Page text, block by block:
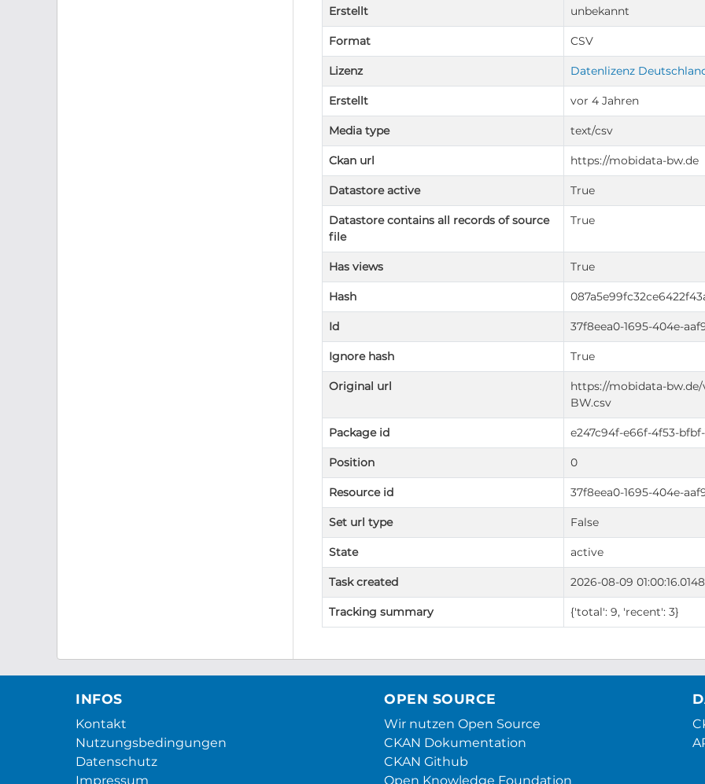
Erstellt unbekannt
Format CSV
Lizenz Datenlizenz
Erstellt vor 4 Jahren
Media type text/csv
Ckan url https://mobidata-bw.de
Datastore active True
Datastore contains all records of source
file
True
Has views True
Hash
Id 37f8eea0-1695-404e-
Ignore hash True
Original url
https://mobidata-
BW.csv
Package id e247c94f-e66f-4f53-bfbf-
Position 0
Resource id 37f8eea0-1695-404e-
Set url type False
State active
Task created 2026-08-09
Tracking summary {'total': 9, 'recent': 3}
INFOS
Kontakt
Nutzungsbedingungen
Datenschutz
Impressum
OPEN SOURCE
Wir nutzen Open Source
CKAN Dokumentation
CKAN Github
Open Knowledge Foundation